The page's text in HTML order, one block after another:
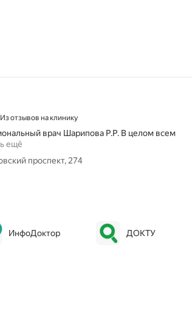
Из отзывов на клинику
врач Шарипова Р.Р. В целом всем
ещё
г
п
проспект, 274
ИнфоДоктор ДОКТУ